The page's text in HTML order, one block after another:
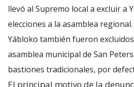
llevó al Supremo local a excluir a
elecciones a la asamblea
Yábloko también fueron
asamblea municipal de San
bastiones tradicionales, por
El principal motivo de la